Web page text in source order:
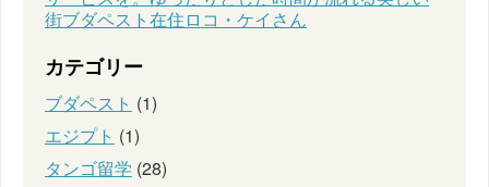
街ブダペスト在住ロコ・ケイさん
カテゴリー
ブダペスト (1)
エジプト (1)
タンゴ留学 (28)